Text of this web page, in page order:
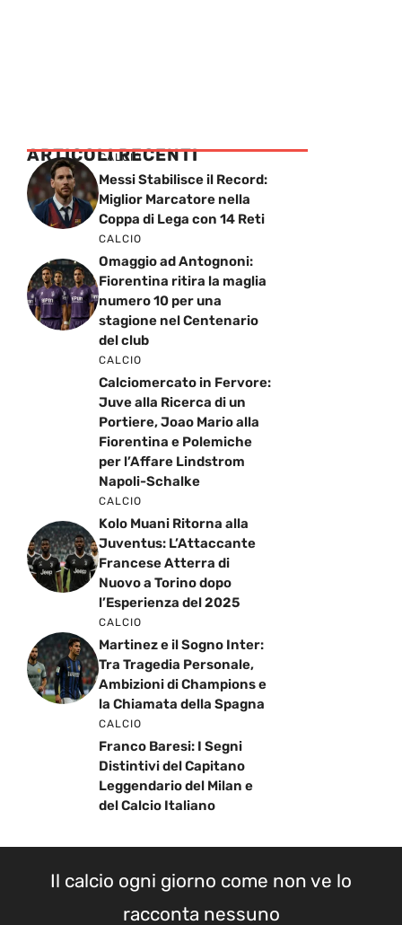
ARTICOLI RECENTI
CALCIO
Messi Stabilisce il Record:
Miglior Marcatore nella
Coppa di Lega con 14 Reti
CALCIO
Omaggio ad Antognoni:
Fiorentina ritira la maglia
numero 10 per una
stagione nel Centenario
del club
CALCIO
Calciomercato in Fervore:
Juve alla Ricerca di un
Portiere, Joao Mario alla
Fiorentina e Polemiche
per l’Affare Lindstrom
Napoli-Schalke
CALCIO
Kolo Muani Ritorna alla
Juventus: L’Attaccante
Francese Atterra di
Nuovo a Torino dopo
l’Esperienza del 2025
CALCIO
Martinez e il Sogno Inter:
Tra Tragedia Personale,
Ambizioni di Champions e
la Chiamata della Spagna
CALCIO
Franco Baresi: I Segni
Distintivi del Capitano
Leggendario del Milan e
del Calcio Italiano
Il calcio ogni giorno come non ve lo
racconta nessuno